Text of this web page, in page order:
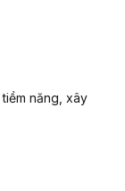
năng, xây